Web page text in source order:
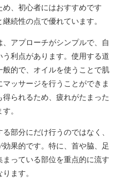
、初心者にはおすすめです
続性の点で優れています。
アプローチがシンプルで、自
利点があります。使用する道
的で、オイルを使うことで肌
ッサージを行うことができま
られるため、疲れがたまった
。
部分にだけ行うのではなく、
果的です。特に、首や脇、足
っている部位を重点的に流す
ます。